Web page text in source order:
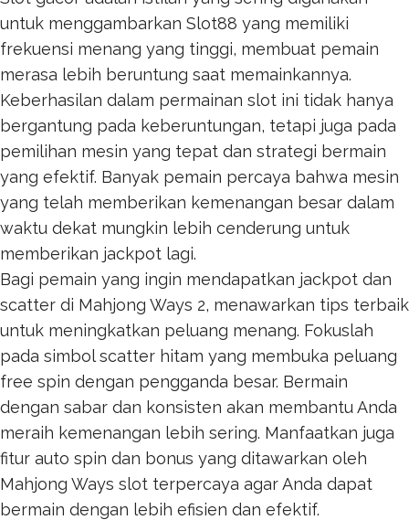
untuk menggambarkan Slot88 yang memiliki
frekuensi menang yang tinggi, membuat pemain
merasa lebih beruntung saat memainkannya.
Keberhasilan dalam permainan slot ini tidak hanya
bergantung pada keberuntungan, tetapi juga pada
pemilihan mesin yang tepat dan strategi bermain
yang efektif. Banyak pemain percaya bahwa mesin
yang telah memberikan kemenangan besar dalam
waktu dekat mungkin lebih cenderung untuk
memberikan jackpot lagi.
Bagi pemain yang ingin mendapatkan jackpot dan
scatter di Mahjong Ways 2, menawarkan tips terbaik
untuk meningkatkan peluang menang. Fokuslah
pada simbol scatter hitam yang membuka peluang
free spin dengan pengganda besar. Bermain
dengan sabar dan konsisten akan membantu Anda
meraih kemenangan lebih sering. Manfaatkan juga
fitur auto spin dan bonus yang ditawarkan oleh
Mahjong Ways slot terpercaya agar Anda dapat
bermain dengan lebih efisien dan efektif.